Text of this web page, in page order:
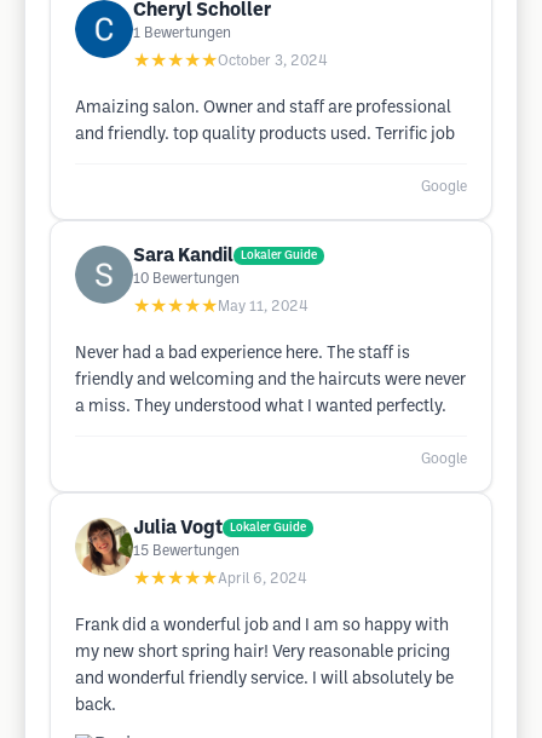
Cheryl Scholler
1 Bewertungen
★★★★★October 3, 2024
Amaizing salon. Owner and staff are professional
and friendly. top quality products used. Terrific job
Google
Sara Kandil Lokaler Guide
10 Bewertungen
★★★★★ May 11, 2024
Never had a bad experience here. The staff is
friendly and welcoming and the haircuts were never
a miss. They understood what I wanted perfectly.
Google
Julia Vogt Lokaler Guide
15 Bewertungen
★★★★★April 6, 2024
Frank did a wonderful job and I am so happy with
my new short spring hair! Very reasonable pricing
and wonderful friendly service. I will absolutely be
back.